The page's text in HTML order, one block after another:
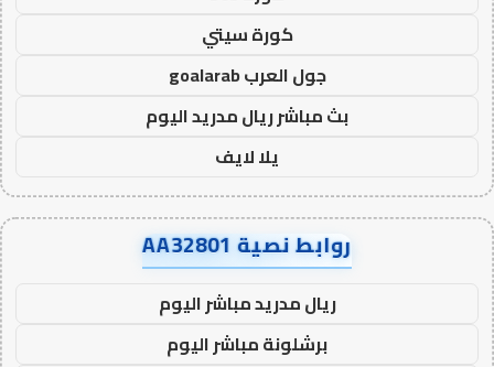
كورة سيتي
جول العرب goalarab
بث مباشر ريال مدريد اليوم
يلا لايف
روابط نصية AA32801
ريال مدريد مباشر اليوم
برشلونة مباشر اليوم